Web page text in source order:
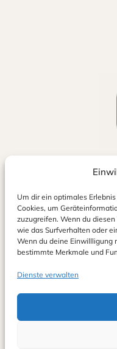
Um dir ein optimales
Cookies, um
zuzugreifen. Wenn du
wie das Surfverhalten oder
Wenn du deine Einwillligung
bestimmte Merkmale und
Dienste verwalten
Eventliebe Ritt
Alexander & Sina
info@eventliebe-
0152 23154233